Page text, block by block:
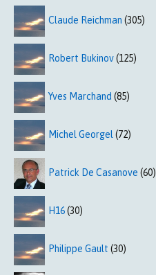
Claude Reichman (305)
Robert Bukinov(125)
Yves Marchand (85)
Michel Georgel (72)
Patrick De Casanove (60)
H16(30)
Philippe Gault (30)